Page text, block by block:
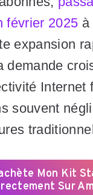
février 2025 à
expansion
demande
Internet
souvent
Mon Kit
Sur